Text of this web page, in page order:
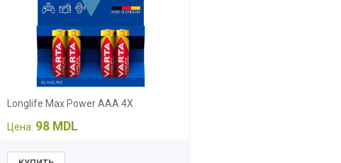
Longlife Max Power AAA 4X
Цена: 98 MDL